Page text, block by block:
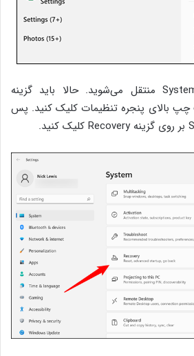
با این کار به پنجره System منتقل می‌شوید. حالا باید گزینه
بالای پنجره تنظیمات کلیک کنید. پس